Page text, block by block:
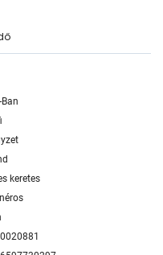
Ban
keretes